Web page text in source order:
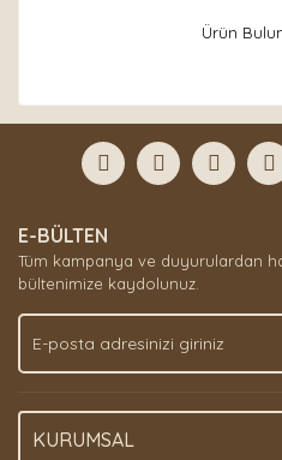
Ürün
E-BÜLTEN
Tüm kampanya ve duyurulardan
bültenimize kaydolunuz.
KURUMSAL